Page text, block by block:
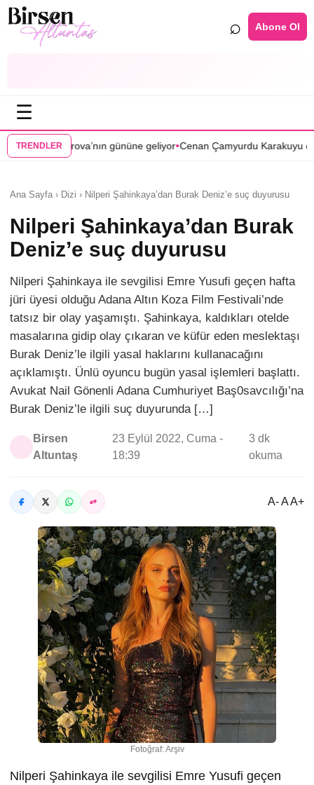
⌕ Abone Ol
☰
TRENDLERgününe geliyor•Cenan Çamyurdu Karakuyu dizisinde•Bomba
Ana Sayfa › Dizi › Nilperi Şahinkaya’dan Burak Deniz’e suç duyurusu
Nilperi Şahinkaya’dan Burak
Deniz’e suç duyurusu
Nilperi Şahinkaya ile sevgilisi Emre Yusufi geçen hafta
jüri üyesi olduğu Adana Altın Koza Film Festivali’nde
tatsız bir olay yaşamıştı. Şahinkaya, kaldıkları otelde
masalarına gidip olay çıkaran ve küfür eden meslektaşı
Burak Deniz’le ilgili yasal haklarını kullanacağını
açıklamıştı. Ünlü oyuncu bugün yasal işlemleri başlattı.
Avukat Nail Gönenli Adana Cumhuriyet Baş0savcılığı’na
Burak Deniz’le ilgili suç duyurunda […]
Birsen
Altuntaş
23 Eylül 2022, Cuma -
18:39
3 dk
okuma
A- A A+
Fotoğraf: Arşiv
Nilperi Şahinkaya ile sevgilisi Emre Yusufi geçen